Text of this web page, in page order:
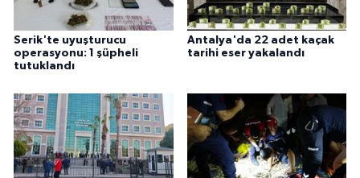
Serik'te uyuşturucu
operasyonu: 1 şüpheli
tutuklandı
Antalya'da 22 adet kaçak
tarihi eser yakalandı